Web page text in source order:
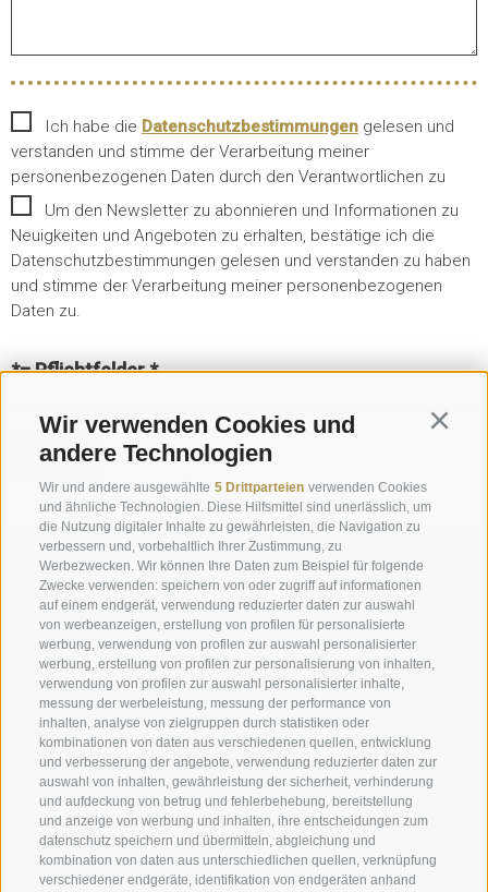
Wir verwenden Cookies und
andere Technologien
Wir und andere ausgewählte 5 Drittparteien verwenden Cookies
und ähnliche Technologien. Diese Hilfsmittel sind unerlässlich, um
die Nutzung digitaler Inhalte zu gewährleisten, die Navigation zu
verbessern und, vorbehaltlich Ihrer Zustimmung, zu
Werbezwecken. Wir können Ihre Daten zum Beispiel für folgende
Zwecke verwenden: speichern von oder zugriff auf informationen
auf einem endgerät, verwendung reduzierter daten zur auswahl
von werbeanzeigen, erstellung von profilen für personalisierte
werbung, verwendung von profilen zur auswahl personalisierter
werbung, erstellung von profilen zur personalisierung von inhalten,
verwendung von profilen zur auswahl personalisierter inhalte,
messung der werbeleistung, messung der performance von
inhalten, analyse von zielgruppen durch statistiken oder
kombinationen von daten aus verschiedenen quellen, entwicklung
und verbesserung der angebote, verwendung reduzierter daten zur
auswahl von inhalten, gewährleistung der sicherheit, verhinderung
und aufdeckung von betrug und fehlerbehebung, bereitstellung
und anzeige von werbung und inhalten, ihre entscheidungen zum
datenschutz speichern und übermitteln, abgleichung und
kombination von daten aus unterschiedlichen quellen, verknüpfung
verschiedener endgeräte, identifikation von endgeräten anhand
Ich habe die Datenschutzbestimmungen gelesen und
verstanden und stimme der Verarbeitung meiner
personenbezogenen Daten durch den Verantwortlichen zu
Um den Newsletter zu abonnieren und Informationen zu
Neuigkeiten und Angeboten zu erhalten, bestätige ich die
Datenschutzbestimmungen gelesen und verstanden zu haben
und stimme der Verarbeitung meiner personenbezogenen
Daten zu.
*= Pflichtfelder
Anfrage
info@marienberg.it
+39 0473 843980
Impressum | Transparenz | Sitemap | Cookie-Richtlinie
Privacy | Cookie Präferenzen
Benediktinerstift Marienberg
Schlinig 1